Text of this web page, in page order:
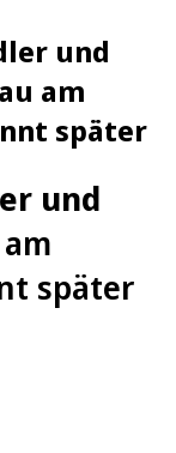
und
am
später
und
später